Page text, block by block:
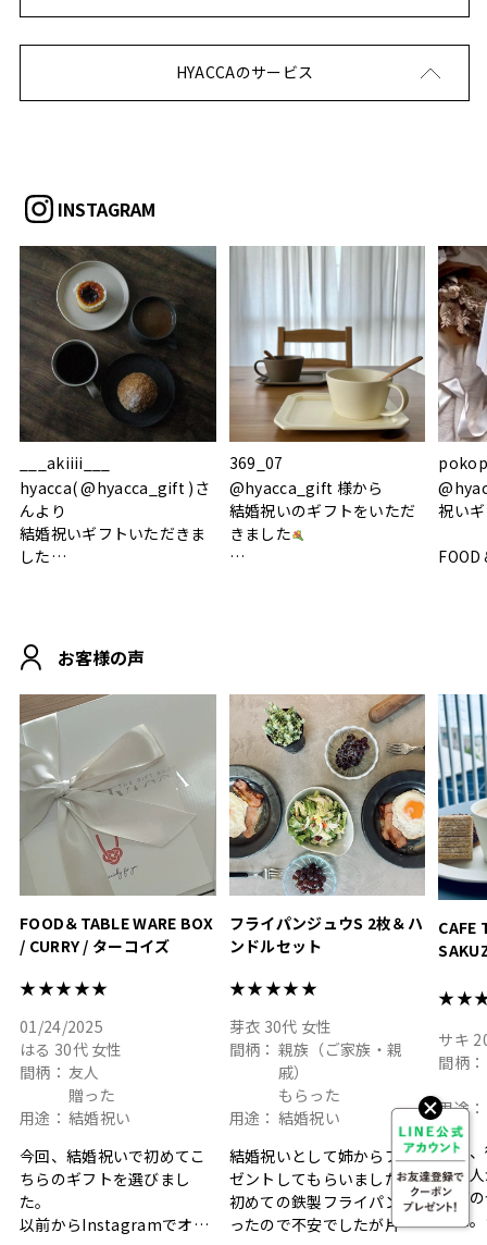
HYACCAのサービス
INSTAGRAM
___akiiii___
hyacca( @hyacca_gift )さ
んより
結婚祝いギフトいただきま
した
おうちカフェもお洒落にな
って嬉しい𖠚 ⡱
.
#hyacca #結婚祝い
369_07
@hyacca_gift 様から
結婚祝いのギフトをいただ
きました
素敵なギフトを
ありがとうございました
#hyacca #結婚祝い
#お祝い #プレゼント
祝い
FOOD
真っ
いい
#結婚
淡色
結婚
色イ
お客様の声
FOOD＆TABLE WARE BOX
/ CURRY / ターコイズ
★★★★★
01/24/2025
はる 30代 女性
間柄： 友人
贈った
用途： 結婚祝い
今回、結婚祝いで初めてこ
ちらのギフトを選びまし
た。
以前からInstagramでオシ
フライパンジュウS 2枚＆ハ
ンドルセット
★★★★★
芽衣 30代 女性
間柄： 親族（ご家族・親
戚）
もらった
用途： 結婚祝い
結婚祝いとして姉からプレ
ゼントしてもらいました。
初めての鉄製フライパンだ
ったので不安でしたが片手
CAFE
サキ
間柄：
用途：
最近
に友
ップ
した。